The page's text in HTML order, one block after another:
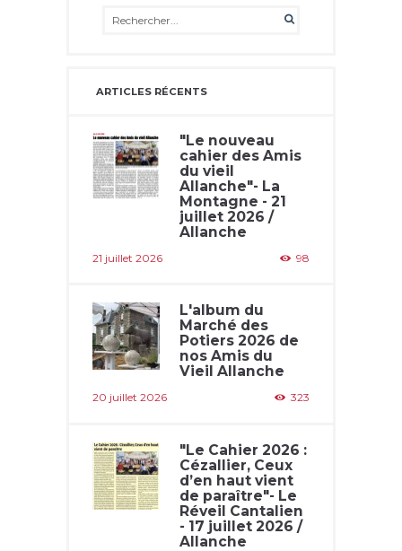
ARTICLES RÉCENTS
"Le nouveau
cahier des Amis
du vieil
Allanche"- La
Montagne - 21
juillet 2026 /
Allanche
21 juillet 2026 98
L'album du
Marché des
Potiers 2026 de
nos Amis du
Vieil Allanche
20 juillet 2026 323
"Le Cahier 2026 :
Cézallier, Ceux
d’en haut vient
de paraître"- Le
Réveil Cantalien
- 17 juillet 2026 /
Allanche